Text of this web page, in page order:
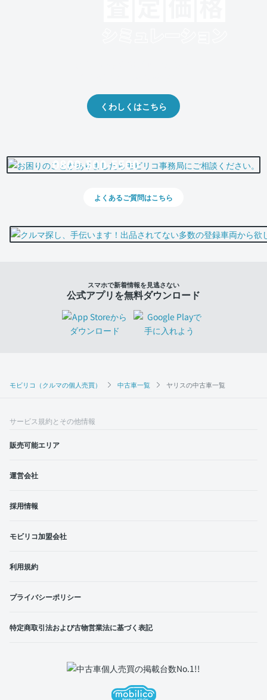
モビリコ（クルマの個人売買） 中古車一覧 ヤリスの中古車一覧
くわしくはこちら
0800-500-5500
よくあるご質問はこちら
スマホで新着情報を見逃さない
公式アプリを無料ダウンロード
サービス規約とその他情報
販売可能エリア
運営会社
採用情報
モビリコ加盟会社
利用規約
プライバシーポリシー
特定商取引法および古物営業法に基づく表記